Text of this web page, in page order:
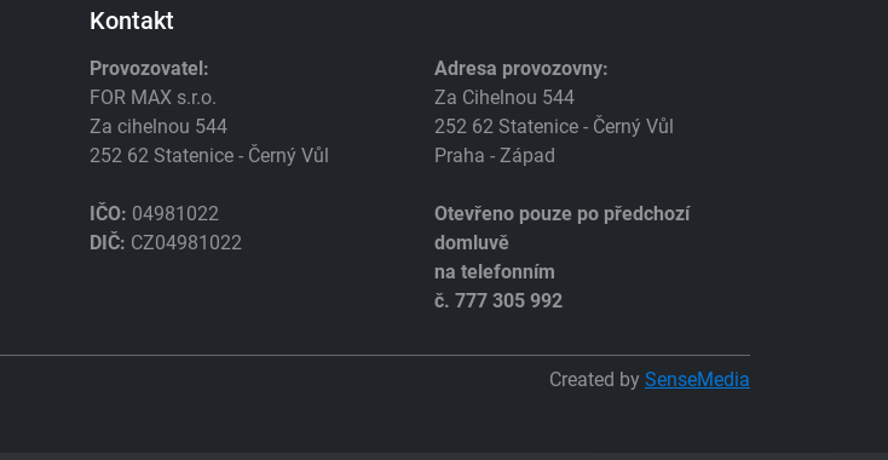
Kontakt
Provozovatel:
FOR MAX s.r.o.
Za cihelnou 544
252 62 Statenice - Černý Vůl
IČO: 04981022
DIČ: CZ04981022
Adresa provozovny:
Za Cihelnou 544
252 62 Statenice - Černý Vůl
Praha - Západ
Otevřeno pouze po předchozí
domluvě
na telefonním
č. 777 305 992
Created by SenseMedia